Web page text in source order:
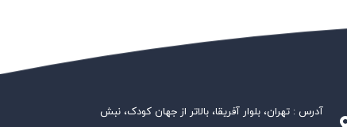
آدرس : تهران، بلوار آفریقا، بالاتر از جهان کودک، نبش